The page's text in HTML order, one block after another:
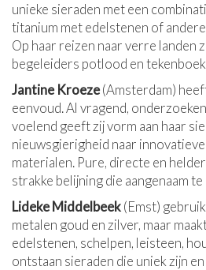
unieke sieraden met een
titanium met edelstenen of
Op haar reizen naar verre landen
begeleiders potlood en
Jantine Kroeze(Amsterdam)
eenvoud. Al vragend,
voelend geeft zij vorm aan haar
nieuwsgierigheid naar
materialen. Pure, directe en
strakke belijning die aangenaam
Lideke Middelbeek(Emst)
metalen goud en zilver, maar
edelstenen, schelpen, leisteen,
ontstaan sieraden die uniek zijn